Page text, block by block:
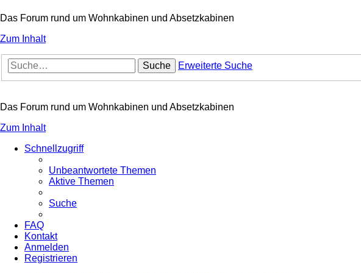
Das Forum rund um Wohnkabinen und Absetzkabinen
Zum Inhalt
Suche Erweiterte Suche
Das Forum rund um Wohnkabinen und Absetzkabinen
Zum Inhalt
Schnellzugriff
Unbeantwortete Themen
Aktive Themen
Suche
FAQ
Kontakt
Anmelden
Registrieren